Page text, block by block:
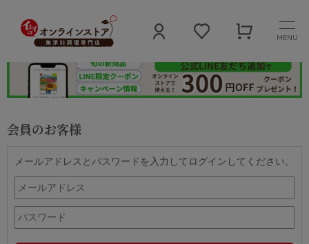
MENU
会員のお客様
メールアドレスとパスワードを入力してログインしてください。